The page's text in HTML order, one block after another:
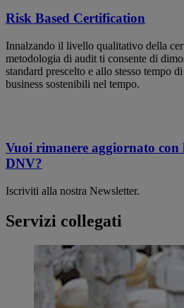
Risk Based Certification
Innalzando il livello qualitativo della
metodologia di audit ti consente di
standard prescelto e allo stesso tempo
business sostenibili nel tempo.
Vuoi rimanere aggiornato con
DNV?
Iscriviti alla nostra Newsletter.
Servizi collegati